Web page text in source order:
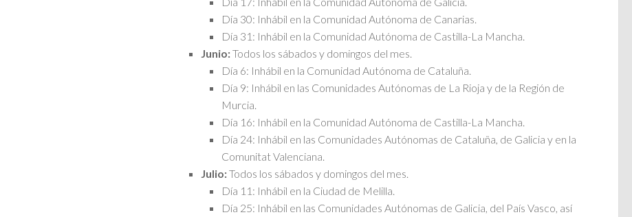
Día 30: Inhábil en la Comunidad Autónoma de Canarias.
Día 31: Inhábil en la Comunidad Autónoma de Castilla-La Mancha.
Junio:Todos los sábados y domingos del mes.
Día 6: Inhábil en la Comunidad Autónoma de Cataluña.
Día 9: Inhábil en las Comunidades Autónomas de La Rioja y de la Región de
Murcia.
Día 16: Inhábil en la Comunidad Autónoma de Castilla-La Mancha.
Día 24: Inhábil en las Comunidades Autónomas de Cataluña, de Galicia y en la
Comunitat Valenciana.
Julio:Todos los sábados y domingos del mes.
Día 11: Inhábil en la Ciudad de Melilla.
Día 25: Inhábil en las Comunidades Autónomas de Galicia, del País Vasco, así